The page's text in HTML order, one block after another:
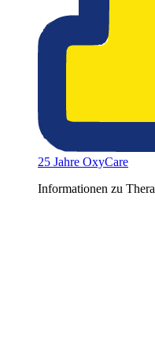
25 Jahre OxyCare
Informationen zu